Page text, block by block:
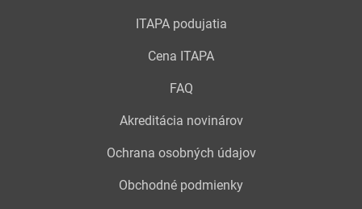
ITAPA podujatia
Cena ITAPA
FAQ
Akreditácia novinárov
Ochrana osobných údajov
Obchodné podmienky